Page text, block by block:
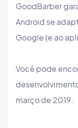
GoodBarber
Android se
Google (e ao
Você pode
março de 2019.